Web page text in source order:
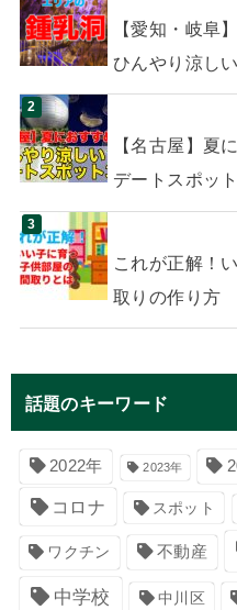
【愛知・岐阜
ひんやり涼し
【名古屋】夏
デートスポッ
これが正解！
取りの作り方
話題のキーワード
2022年 2023年
コロナ スポット
ワクチン 不動産
中学校 中川区